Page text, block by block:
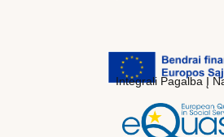
Integrali Pagalba Į